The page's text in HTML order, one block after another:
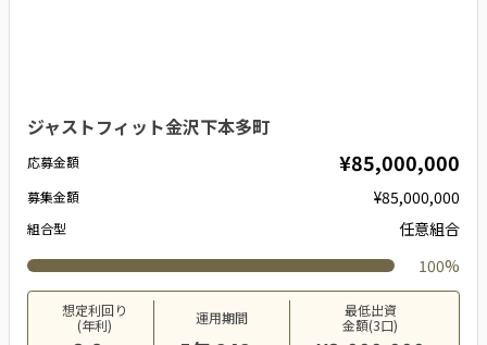
ジャストフィット金沢下本多町
応募金額 ¥85,000,000
募集金額 ¥85,000,000
組合型
任意組合
100%
想定利回り
(年利)
運用期間
最低出資
金額(3口)